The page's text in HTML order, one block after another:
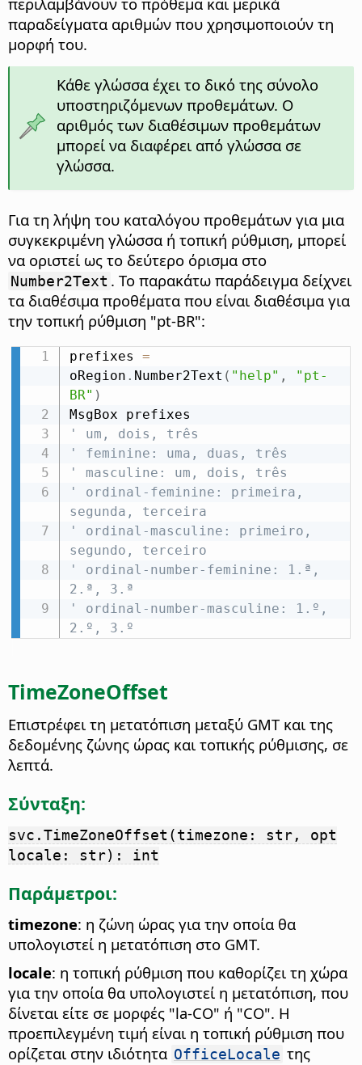
παραδείγματα αριθμών που χρησιμοποιούν τη
μορφή του.
Κάθε γλώσσα έχει το δικό της σύνολο
υποστηριζόμενων προθεμάτων. Ο
αριθμός των διαθέσιμων προθεμάτων
μπορεί να διαφέρει από γλώσσα σε
γλώσσα.
Για τη λήψη του καταλόγου προθεμάτων για μια
συγκεκριμένη γλώσσα ή τοπική ρύθμιση, μπορεί
να οριστεί ως το δεύτερο όρισμα στο
Number2Text . Το παρακάτω παράδειγμα δείχνει
τα διαθέσιμα προθέματα που είναι διαθέσιμα για
την τοπική ρύθμιση "pt-BR":
prefixes =
oRegion . Number2Text ( "help" ,
"pt-
BR" )
' um, dois, três
' feminine: uma, duas, três
' masculine: um, dois, três
' ordinal-feminine: primeira,
segunda, terceira
' ordinal-masculine: primeiro,
segundo, terceiro
' ordinal-number-feminine: 1.ª,
2.ª, 3.ª
' ordinal-number-masculine: 1.º,
2.º, 3.º
TimeZoneOffset
Επιστρέφει τη μετατόπιση μεταξύ GMT και της
δεδομένης ζώνης ώρας και τοπικής ρύθμισης, σε
λεπτά.
Σύνταξη:
svc.TimeZoneOffset(timezone: str, opt
locale: str): int
Παράμετροι:
timezone: η ζώνη ώρας για την οποία θα
υπολογιστεί η μετατόπιση στο GMT.
locale: η τοπική ρύθμιση που καθορίζει τη χώρα
για την οποία θα υπολογιστεί η μετατόπιση, που
δίνεται είτε σε μορφές "la-CO" ή "CO". Η
προεπιλεγμένη τιμή είναι η τοπική ρύθμιση που
ορίζεται στην ιδιότητα OfficeLocale της